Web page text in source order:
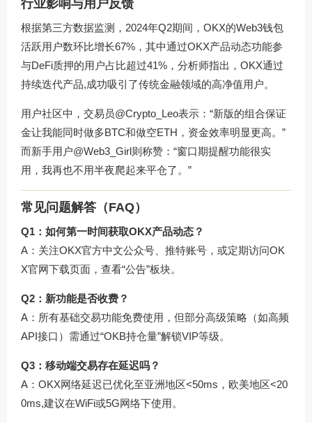
行业影响与用户反馈
根据第三方数据监测，2024年Q2期间，OKX的Web3钱包
活跃用户数环比增长67%，其中通过OKX产品动态功能参
与DeFi质押的用户占比超过41%，分析师指出，OKX通过
持续迭代产品,成功吸引了传统金融领域的高净值用户。
用户社区中，交易员@Crypto_Leo表示：“新版的组合保证
金让我能同时做多BTC和做空ETH，资金效率明显更高。”
而新手用户@Web3_Girl则称赞：“窗口期提醒功能很实
用，我再也不用半夜爬起来平仓了。”
常见问题解答（FAQ）
Q1：如何第一时间获取OKX产品动态？
A：关注OKX官方中文公众号、推特账号，或定期访问OK
X官网下载页面，查看“公告”板块。
Q2：新功能是否收费？
A：所有基础交易功能免费使用，但部分高级策略（如高频
API接口）需通过“OKB持仓量”解锁VIP等级。
Q3：移动端交易存在延迟吗？
A：OKX网络延迟已优化至亚洲地区<50ms，欧美地区<20
0ms,建议在WiFi或5G网络下使用。